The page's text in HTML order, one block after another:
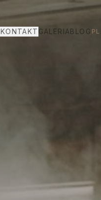
KONTAKT GALERIABLOG PL